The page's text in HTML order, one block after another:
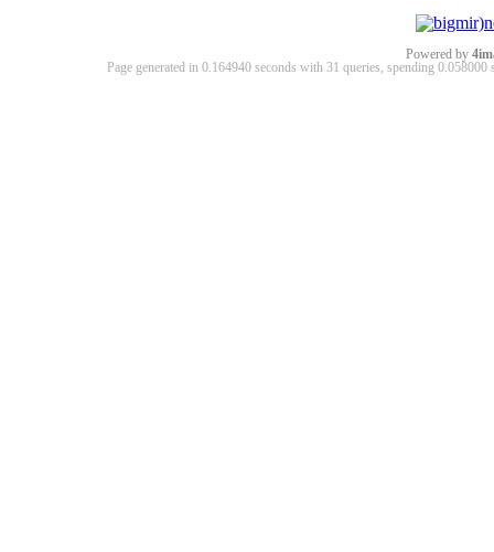
Powered by
Page generated in 0.164940 seconds with 31 queries, spending